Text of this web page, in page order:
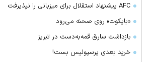
AFC پیشنهاد استقلال برای میزبانی را نپذیرفت
«بایکوت» روی صحنه می‌رود
بازداشت سارق قمه‌به‌دست در تبریز
خرید بعدی پرسپولیس بست!